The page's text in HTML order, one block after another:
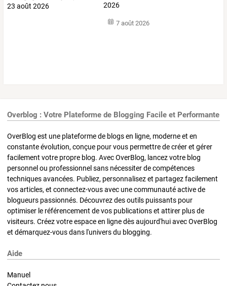
2026
7 août 2026
Overblog : Votre Plateforme de Blogging Facile et Performante
OverBlog est une plateforme de blogs en ligne, moderne et en
constante évolution, conçue pour vous permettre de créer et gérer
facilement votre propre blog. Avec OverBlog, lancez votre blog
personnel ou professionnel sans nécessiter de compétences
techniques avancées. Publiez, personnalisez et partagez facilement
vos articles, et connectez-vous avec une communauté active de
blogueurs passionnés. Découvrez des outils puissants pour
optimiser le référencement de vos publications et attirer plus de
visiteurs. Créez votre espace en ligne dès aujourd'hui avec OverBlog
et démarquez-vous dans l'univers du blogging.
Aide
Manuel